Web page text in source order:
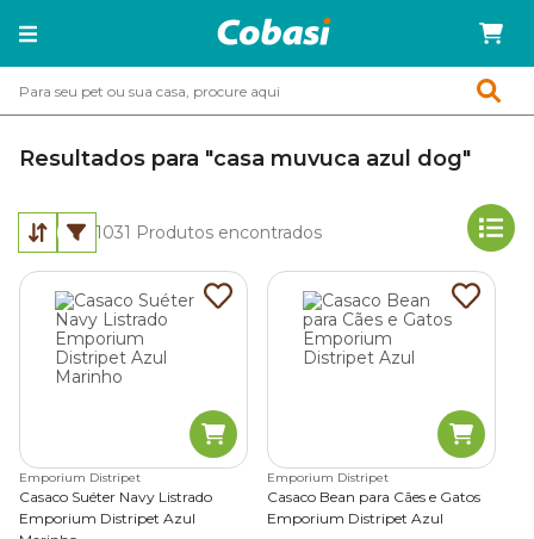
Resultados para "casa muvuca azul dog"
1031 Produtos encontrados
Emporium Distripet
Casaco Suéter Navy Listrado
Emporium Distripet Azul
Emporium Distripet
Casaco Bean para Cães e Gatos
Emporium Distripet Azul